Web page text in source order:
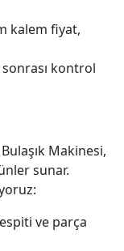
kalem fiyat,
kontrol
Makinesi,
sunar.
ve parça